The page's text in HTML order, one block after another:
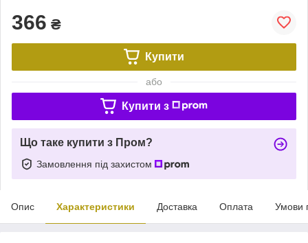
366 ₴
Купити
або
Купити з
Що таке купити з Пром?
Замовлення під захистом
Опис Характеристики Доставка Оплата Умови